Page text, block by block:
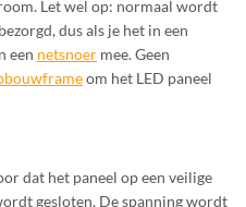
Let wel op: normaal wordt
dus als je het in een
een netsnoer mee. Geen
om het LED paneel
dat het paneel op een veilige
gesloten. De spanning wordt